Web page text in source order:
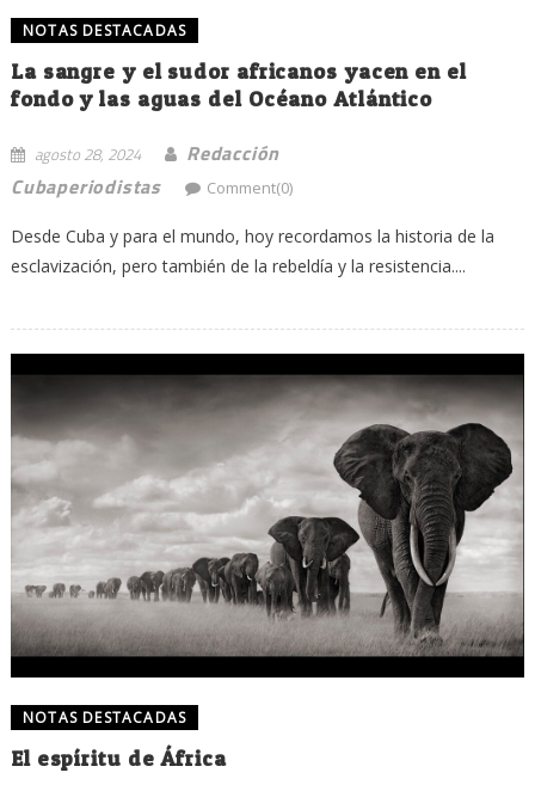
NOTAS DESTACADAS
La sangre y el sudor africanos yacen en el
fondo y las aguas del Océano Atlántico
agosto 28, 2024
Redacción
Cubaperiodistas
Comment(0)
Desde Cuba y para el mundo, hoy recordamos la historia de la
esclavización, pero también de la rebeldía y la resistencia....
NOTAS DESTACADAS
El espíritu de África